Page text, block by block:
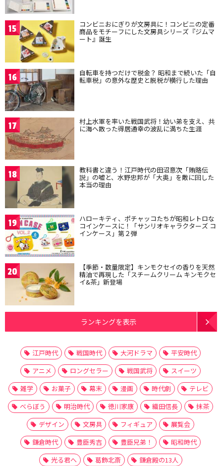
15 コンビニおにぎりが文房具に！コンビニの定番
商品をモチーフにした文房具シリーズ『ジムマ
ート』誕生
16 自転車を持つだけで税金？ 昭和まで続いた「自
転車税」の意外な歴史と脱税が横行した理由
17 村上水軍を率いた戦国武将！幼い弟を支え、共
に海へ散った得居通幸の波乱に満ちた生涯
18 教科書と違う！江戸時代の田沼意次「賄賂伝
説」の嘘と、水野忠邦が「大奥」を敵に回した
本当の理由
19 ハローキティ、ポチャッコたちが昭和レトロな
コインケースに！「サンリオキャラクターズ コ
インケース」第２弾
20 【季節・数量限定】キンモクセイの香りを天然
精油で再現した「スチームクリーム キンモクセ
イ&茶」新登場
ランキングを表示
江戸時代 戦国時代 大河ドラマ
平安時代
アニメ
ロングセラー 戦国武将
スイーツ
雑学
お菓子 幕末 漫画 時代劇
テレビ
べらぼう
明治時代 徳川家康 織田信長
抹茶
デザイン
文房具 フィギュア
展覧会
鎌倉時代
豊臣秀吉 豊臣兄弟！
昭和時代
光る君へ
葛飾北斎 鎌倉殿の13人